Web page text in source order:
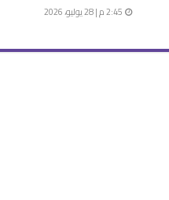
2:45 م | 28 يوليو، 2026